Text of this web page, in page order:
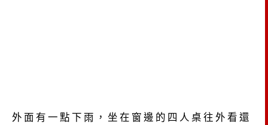
外面有一點下雨，坐在窗邊的四人桌往外看還